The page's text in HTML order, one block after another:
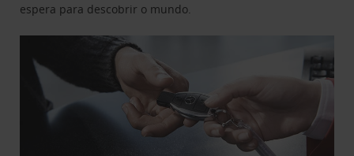
espera para descobrir o mundo.